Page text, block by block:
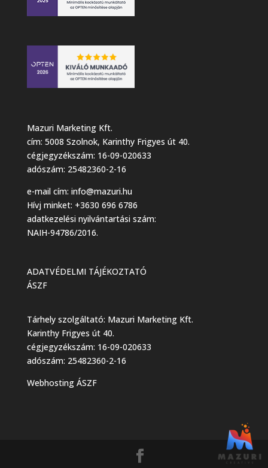
Mazuri Marketing Kft.
cím: 5008 Szolnok, Karinthy Frigyes út 40.
cégjegyzékszám: 16-09-020633
adószám: 25482360-2-16
e-mail cím: info@mazuri.hu
Hívj minket: +3630 696 6786
adatkezelési nyilvántartási szám:
NAIH-94786/2016.
ADATVÉDELMI TÁJÉKOZTATÓ
ÁSZF
Tárhely szolgáltató: Mazuri Marketing Kft.
Karinthy Frigyes út 40.
cégjegyzékszám: 16-09-020633
adószám: 25482360-2-16
Webhosting ÁSZF